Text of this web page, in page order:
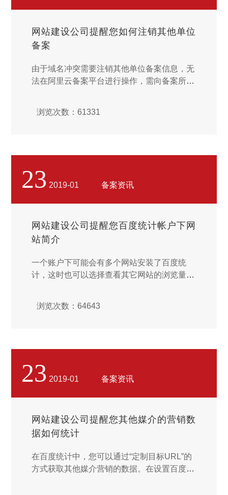
网站建设公司提醒您如何注销其他单位
备案
由于域名冲突需要注销其他单位备案信息，无
法在阿里云备案平台进行操作，需向备案所在
案。...
浏览次数：61331
23 2019-01 备案资讯
网站建设公司提醒您百度统计帐户下网
站简介
一个账户下可能会有多个网站安装了百度统
计，这时也可以选择查看其它网站的浏览量、
看的网站点击即可。 ...
浏览次数：64643
23 2019-01 备案资讯
网站建设公司提醒您其他媒介的营销数
据如何统计
在百度统计中，您可以通过“定制目标URL”的
方式获取其他媒介营销的数据。在设置百度统